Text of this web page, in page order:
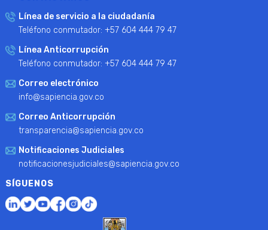
Línea de servicio a la ciudadanía
Teléfono conmutador: +57 604 444 79 47
Línea Anticorrupción
Teléfono conmutador: +57 604 444 79 47
Correo electrónico
info@sapiencia.gov.co
Correo Anticorrupción
transparencia@sapiencia.gov.co
Notificaciones Judiciales
notificacionesjudiciales@sapiencia.gov.co
SÍGUENOS